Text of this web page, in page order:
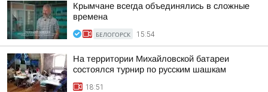
Крымчане всегда объединялись в сложные
времена
БЕЛОГОРСК 15:54
На территории Михайловской батареи
состоялся турнир по русским шашкам
18:51